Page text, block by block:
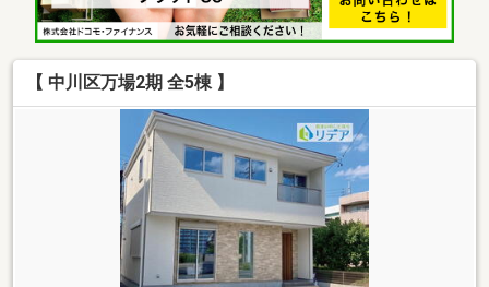
【 中川区万場2期 全5棟 】